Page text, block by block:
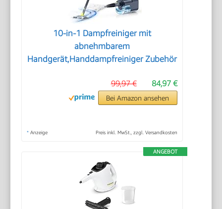
10-in-1 Dampfreiniger mit
abnehmbarem
Handgerät,Handdampfreiniger Zubehör
84,97 €
99,97 €
Bei Amazon ansehen
* Anzeige Preis inkl. MwSt., zzgl. Versandkosten
ANGEBOT